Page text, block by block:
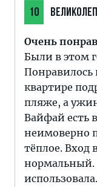
10
Очень
Были в этом
квартире
пляже, а
Вайфай есть
неимоверно
тёплое. Вход
нормальный.